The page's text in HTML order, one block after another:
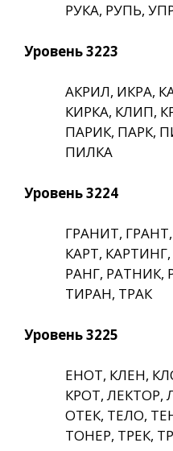
РУКА, РУПЬ,
Уровень 3223
АКРИЛ, ИКРА,
КИРКА, КЛИП,
ПАРИК, ПАРК,
ПИЛКА
Уровень 3224
ГРАНИТ,
КАРТ,
РАНГ, РАТНИК,
ТИРАН, ТРАК
Уровень 3225
ЕНОТ, КЛЕН,
КРОТ, ЛЕКТОР,
ОТЕК, ТЕЛО,
ТОНЕР, ТРЕК,